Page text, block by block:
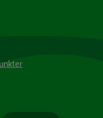
webbplats, öppnas i nytt